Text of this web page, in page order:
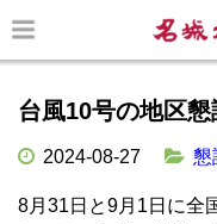
台風10号の地区
2024-08-27 懇
8月31日と9月1日に全